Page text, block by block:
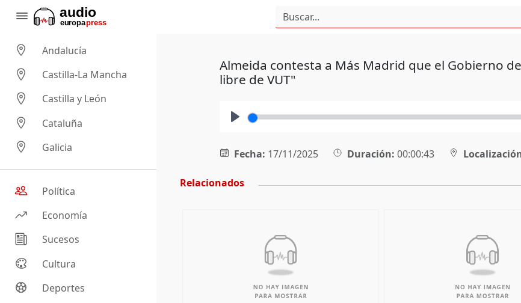
Andalucía
Castilla-La Mancha
Castilla y León
Cataluña
Galicia
Política
Economía
Sucesos
Cultura
Deportes
Almeida contesta a Más Madrid que el Gobierno
libre de VUT"
Fecha: 17/11/2025 Duración: 00:00:43
Relacionados